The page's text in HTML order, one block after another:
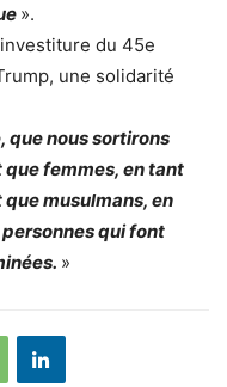
».
du 45e
une solidarité
que nous sortirons
femmes, en tant
musulmans, en
qui font
»